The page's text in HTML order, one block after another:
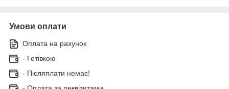
Умови оплати
Оплата на рахунок
- Готівкою
- Післяплати немає!